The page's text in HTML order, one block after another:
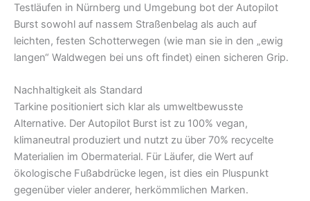
Testläufen in Nürnberg und Umgebung bot der Autopilot
Burst sowohl auf nassem Straßenbelag als auch auf
leichten, festen Schotterwegen (wie man sie in den „ewig
langen“ Waldwegen bei uns oft findet) einen sicheren Grip.
Nachhaltigkeit als Standard
Tarkine positioniert sich klar als umweltbewusste
Alternative. Der Autopilot Burst ist zu 100% vegan,
klimaneutral produziert und nutzt zu über 70% recycelte
Materialien im Obermaterial. Für Läufer, die Wert auf
ökologische Fußabdrücke legen, ist dies ein Pluspunkt
gegenüber vieler anderer, herkömmlichen Marken.